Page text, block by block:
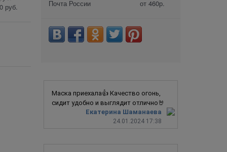
руб.
Почта России от 460р.
Екатерина Шаманаева
24.01.2024 17:38
Маска приехала👍 Качество огонь,
сидит удобно и выглядит отлично🤘